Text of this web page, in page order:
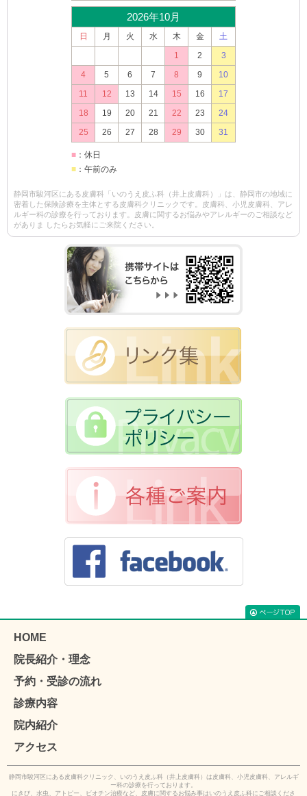
2026年10月
日 月 火 水 木 金
土
1
2
3
4
5 6 7 8 9
10
11
12 13 14 15 16
17
18
19 20 21 22 23
24
25
26 27 28 29 30 31
■ ：休日
■ ：午前のみ
静岡市駿河区にある皮膚科「いのうえ皮ふ科（井上皮膚科）」は、静岡市の地域に
密着した保険診療を主体とする皮膚科クリニックです。皮膚科、小児皮膚科、アレ
ルギー科の診療を行っております。皮膚に関するお悩みやアレルギーのご相談など
がありま したらお気軽にご来院ください。
HOME
院長紹介・理念
予約・受診の流れ
診療内容
院内紹介
アクセス
静岡市駿河区にある皮膚科クリニック、いのうえ皮ふ科（井上皮膚科）は皮膚科、小児皮膚科、アレルギ
ー科の診療を行っております。
にきび、水虫、アトピー、ビオチン治療など、皮膚に関するお悩み事はいのうえ皮ふ科にご相談くださ